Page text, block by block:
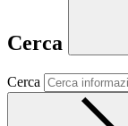
Cerca
Cerca